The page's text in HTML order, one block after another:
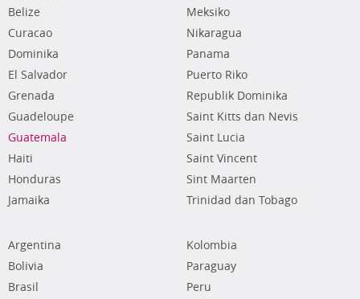
Belize
Curacao
Dominika
El Salvador
Grenada
Guadeloupe
Guatemala
Haiti
Honduras
Jamaika
Meksiko
Nikaragua
Panama
Puerto Riko
Republik Dominika
Saint Kitts dan Nevis
Saint Lucia
Saint Vincent
Sint Maarten
Trinidad dan Tobago
Argentina
Bolivia
Brasil
Kolombia
Paraguay
Peru